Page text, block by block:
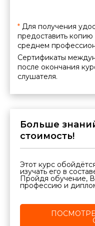
* Для получения
предоставить
среднем
Сертификаты
после окончания
слушателя.
Больше
стоимость!
Этот курс
изучать его в
Пройдя обучение,
профессию и